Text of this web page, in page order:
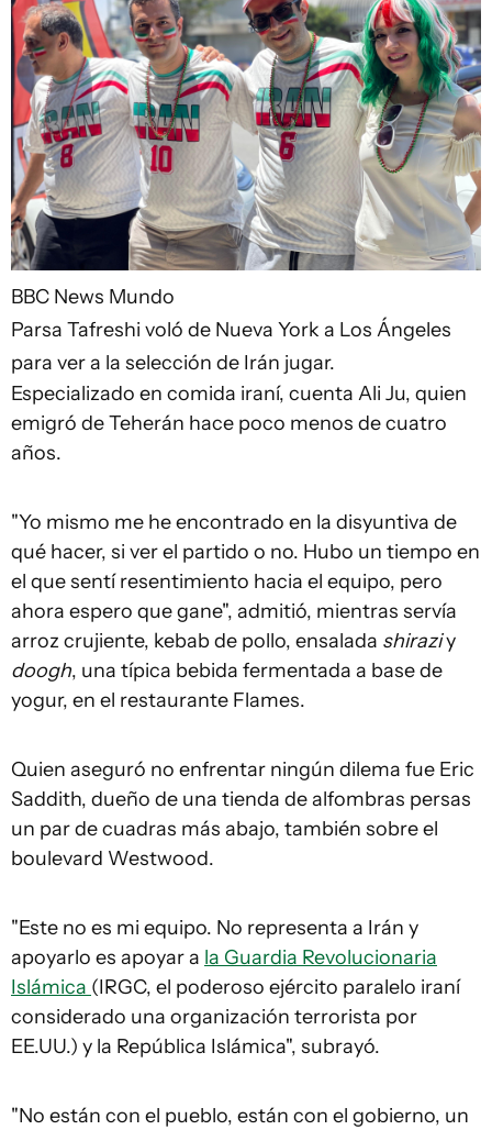
BBC News Mundo
Parsa Tafreshi voló de Nueva York a Los Ángeles
para ver a la selección de Irán jugar.
Especializado en comida iraní, cuenta Ali Ju, quien
emigró de Teherán hace poco menos de cuatro
años.
"Yo mismo me he encontrado en la disyuntiva de
qué hacer, si ver el partido o no. Hubo un tiempo en
el que sentí resentimiento hacia el equipo, pero
ahora espero que gane", admitió, mientras servía
arroz crujiente, kebab de pollo, ensalada shiraziy
doogh, una típica bebida fermentada a base de
yogur, en el restaurante Flames.
Quien aseguró no enfrentar ningún dilema fue Eric
Saddith, dueño de una tienda de alfombras persas
un par de cuadras más abajo, también sobre el
boulevard Westwood.
"Este no es mi equipo. No representa a Irán y
apoyarlo es apoyar a la Guardia Revolucionaria
Islámica (IRGC, el poderoso ejército paralelo iraní
considerado una organización terrorista por
EE.UU.) y la República Islámica", subrayó.
"No están con el pueblo, están con el gobierno, un